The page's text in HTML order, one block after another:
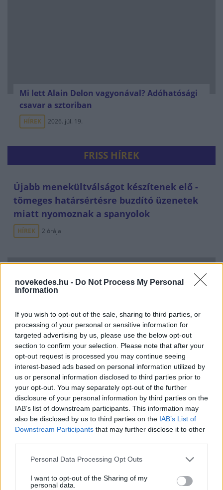
novekedes.hu - Do Not Process My Personal
Information
If you wish to opt-out of the sale, sharing to third parties, or
processing of your personal or sensitive information for
targeted advertising by us, please use the below opt-out
section to confirm your selection. Please note that after your
opt-out request is processed you may continue seeing
interest-based ads based on personal information utilized by
us or personal information disclosed to third parties prior to
your opt-out. You may separately opt-out of the further
disclosure of your personal information by third parties on the
IAB’s list of downstream participants. This information may
also be disclosed by us to third parties on the IAB’s List of
Downstream Participants that may further disclose it to other
Please note that this website/app uses one or more Google
not limited to your visit or usage behaviour. You may click to
grant or deny consent to Google and its third-party tags to
Personal Data Processing Opt Outs
I want to opt-out of the Sharing of my
personal data.
Mi lett Alain Delon vagyonával? Adóhatósági
csavar a sztoriban
HÍREK 2026. júl. 19.
FRISS HÍREK
Újabb menekültválságot készítenek elő -
tömeges határsértésre buzdító üzenetek
miatt nyomoznak a spanyolok
HÍREK 2 órája
Utalvány formájában, novemberben érkezik
az iskolakezdési támogatás második fele
HÍREK 3 órája
Orosz olajfinomítókra csaptak le az
ukránok, nem késett a válasz